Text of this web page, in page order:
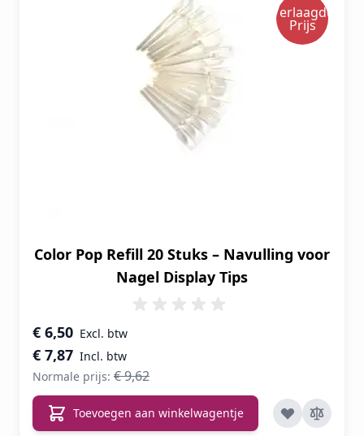
Color Pop Refill 20 Stuks – Navulling voor
Nagel Display Tips
Speciale prijs
€ 7,87
€ 6,50
Normale prijs: € 9,62
Verlaagde
Prijs
Toevoegen aan winkelwagentje